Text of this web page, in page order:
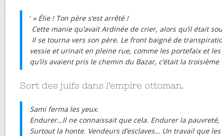
‘ » Élie ! Ton père s’est arrêté !
Cette manie qu’avait Ardinée de crier, alors qu’il était
Il se tourna vers son père. Le front baigné de
vessie et urinait en pleine rue, comme les portefaix et
qu’ils avaient pris le chemin du Bazar, c’était la troisième
Sort des juifs dans l’empire ottoman.
Sami ferma les yeux.
Endurer…Il ne connaissait que cela. Endurer la
Surtout la honte. Vendeurs d’esclaves… Un travail que